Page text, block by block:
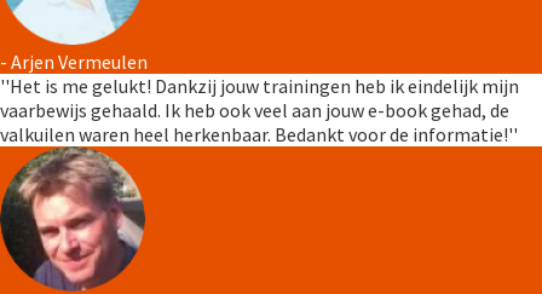
- Arjen Vermeulen
''Het is me gelukt! Dankzij jouw trainingen heb ik eindelijk mijn
vaarbewijs gehaald. Ik heb ook veel aan jouw e-book gehad, de
valkuilen waren heel herkenbaar. Bedankt voor de informatie!''